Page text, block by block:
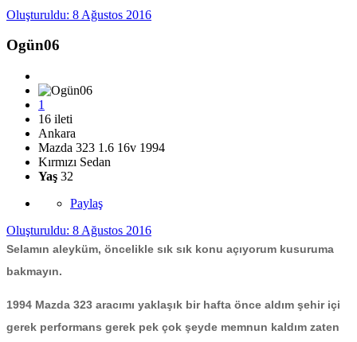
Oluşturuldu: 8 Ağustos 2016
Ogün06
1
16 ileti
Ankara
Mazda 323 1.6 16v 1994
Kırmızı Sedan
Yaş 32
Paylaş
Oluşturuldu: 8 Ağustos 2016
Selamın aleyküm, öncelikle sık sık konu açıyorum kusuruma
bakmayın.
1994 Mazda 323 aracımı yaklaşık bir hafta önce aldım şehir içi
gerek performans gerek pek çok şeyde memnun kaldım zaten